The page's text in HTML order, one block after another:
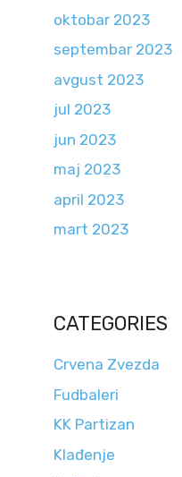
oktobar 2023
septembar 2023
avgust 2023
jul 2023
jun 2023
maj 2023
april 2023
mart 2023
CATEGORIES
Crvena Zvezda
Fudbaleri
KK Partizan
Klađenje